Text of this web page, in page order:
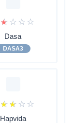
☆ ☆ ☆ ☆
Dasa
DASA3
☆ ☆ ☆ ☆
Hapvida